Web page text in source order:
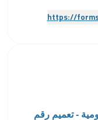
https://
- تعميم رقم